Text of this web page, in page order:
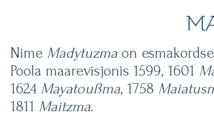
Nime Madytuzma on
Poola maarevisjonis 1599, 1601
1624 Mayatoußma, 1758
1811 Maitzma.